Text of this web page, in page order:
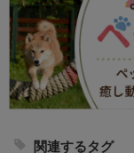
関連するタグ